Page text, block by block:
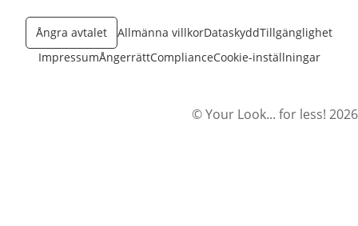
Ångra avtalet Allmänna villkorDataskyddTillgänglighet
ImpressumÅngerrättComplianceCookie-inställningar
© Your Look... for less! 2026